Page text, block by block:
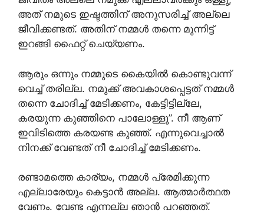
അത്‌ നമുടെ ഇഷ്ടത്തിന് അനുസരിച്ച് അല്ലെ
ജീവിക്കണ്ടത്. അതിന് നമ്മൾ തന്നെ മുന്നിട്ട്
ഇറങ്ങി ഫൈറ്റ് ചെയ്യണം.
ആരും ഒന്നും നമ്മുടെ കൈയിൽ കൊണ്ടുവന്ന്
വെച്ച് തരില്ല. നമുക്ക് അവകാശപ്പെട്ടത് നമ്മൾ
തന്നെ ചോദിച്ച് മേടിക്കണം, കേട്ടിട്ടില്ലേ,
കരയുന്ന കുഞ്ഞിനെ പാലോള്ളൂ”. നീ ആണ്
ഇവിടിത്തെ കരയണ്ട കുഞ്ഞ്. എന്നുവെച്ചാൽ
നിനക്ക് വേണ്ടത് നീ ചോദിച്ച് മേടിക്കണം.
രണ്ടാമത്തെ കാര്യം, നമ്മൾ പ്രേമിക്കുന്ന
എല്ലാരേയും കെട്ടാൻ അല്ല. ആത്മാർത്ഥത
വേണം. വേണ്ട എന്നല്ല ഞാൻ പറഞ്ഞത്.